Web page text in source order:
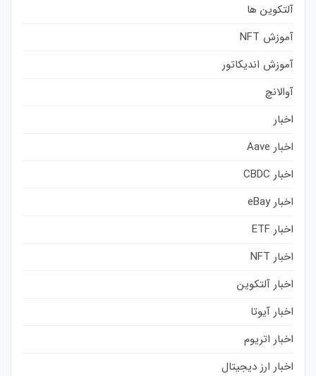
آلتکوین ها
آموزش NFT
آموزش اندیکاتور
آوالانچ
اخبار
اخبار Aave
اخبار CBDC
اخبار eBay
اخبار ETF
اخبار NFT
اخبار آلتکوین
اخبار آیوتا
اخبار اتریوم
اخبار ارز دیجیتال